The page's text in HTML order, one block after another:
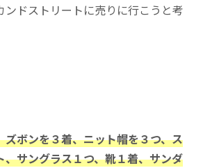
ンドストリートに売りに行こうと考
ズボンを３着、ニット帽を３つ、ス
、サングラス１つ、靴１着、サンダ